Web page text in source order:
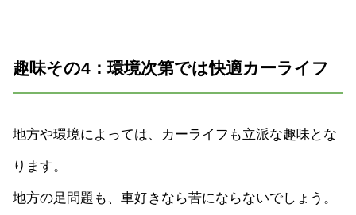
趣味その4：環境次第では快適カーライフ
地方や環境によっては、カーライフも立派な趣味とな
ります。
地方の足問題も、車好きなら苦にならないでしょう。